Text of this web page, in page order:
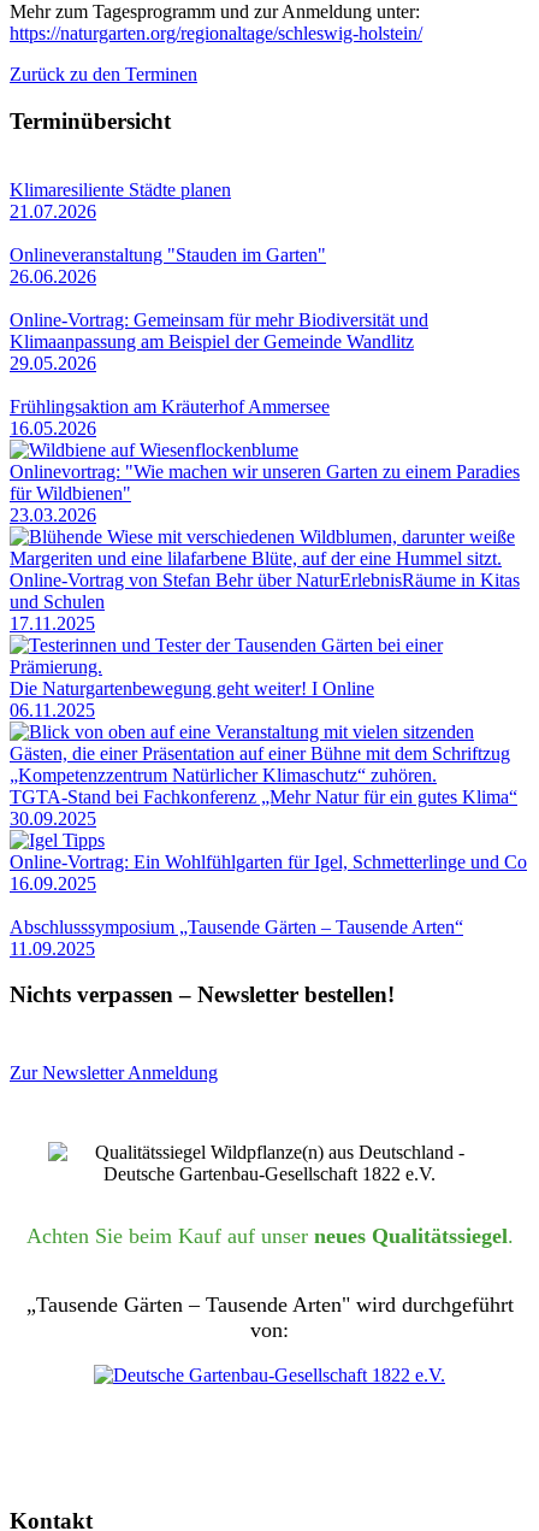
Mehr zum Tagesprogramm und zur Anmeldung unter:
https://naturgarten.org/regionaltage/schleswig-holstein/
Zurück zu den Terminen
Terminübersicht
Klimaresiliente Städte planen
21.07.2026
Onlineveranstaltung "Stauden im Garten"
26.06.2026
Online-Vortrag: Gemeinsam für mehr Biodiversität und
Klimaanpassung am Beispiel der Gemeinde Wandlitz
29.05.2026
Frühlingsaktion am Kräuterhof Ammersee
16.05.2026
Onlinevortrag: "Wie machen wir unseren Garten zu einem Paradies
für Wildbienen"
23.03.2026
Online-Vortrag von Stefan Behr über NaturErlebnisRäume in Kitas
und Schulen
17.11.2025
Die Naturgartenbewegung geht weiter! I Online
06.11.2025
TGTA-Stand bei Fachkonferenz „Mehr Natur für ein gutes Klima“
30.09.2025
Online-Vortrag: Ein Wohlfühlgarten für Igel, Schmetterlinge und Co
16.09.2025
Abschlusssymposium „Tausende Gärten – Tausende Arten“
11.09.2025
Nichts verpassen – Newsletter bestellen!
Zur Newsletter Anmeldung
Achten Sie beim Kauf auf unser neues Qualitätssiegel.
„Tausende Gärten – Tausende Arten" wird durchgeführt
von:
Kontakt